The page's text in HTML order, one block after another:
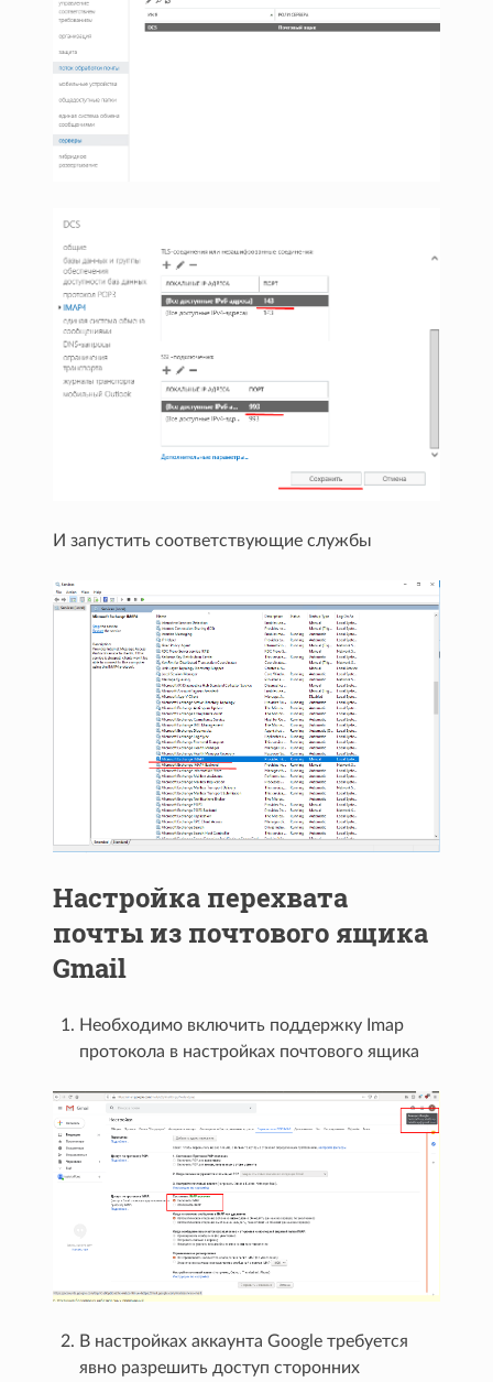
И запустить соответствующие службы
Настройка перехвата
почты из почтового ящика
Gmail
Необходимо включить поддержку Imap
протокола в настройках почтового ящика
В настройках аккаунта Google требуется
явно разрешить доступ сторонних